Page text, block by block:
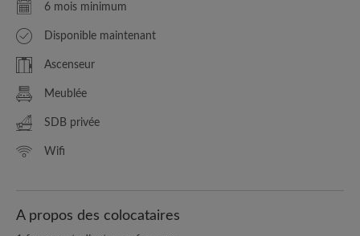
6 mois minimum
Disponible maintenant
Ascenseur
Meublée
SDB privée
Wifi
A propos des colocataires